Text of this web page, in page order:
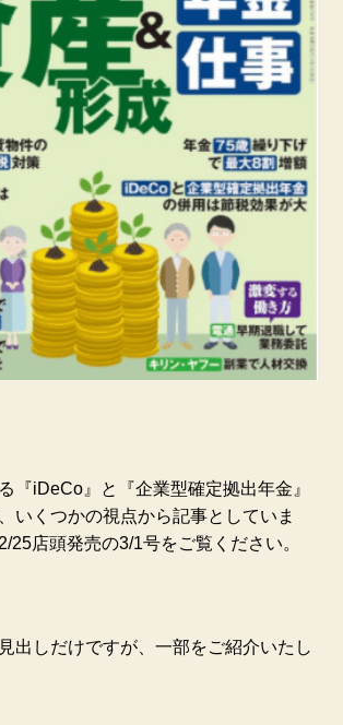
『iDeCo』と『企業型確定拠出年金』
いくつかの視点から記事としていま
25店頭発売の3/1号をご覧ください。
出しだけですが、一部をご紹介いたし